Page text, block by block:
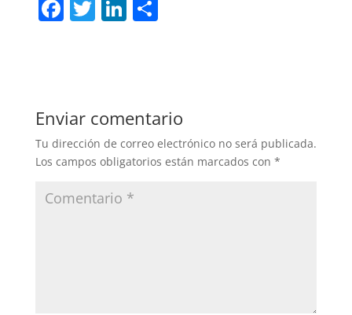
F
b
o
o
T Li
dI
n
C
ar
tir
Enviar comentario
Tu dirección de correo electrónico no será publicada.
Los campos obligatorios están marcados con *